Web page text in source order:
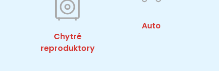
Chytré
reproduktory
Auto